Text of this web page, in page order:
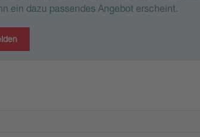
ein dazu passendes Angebot erscheint.